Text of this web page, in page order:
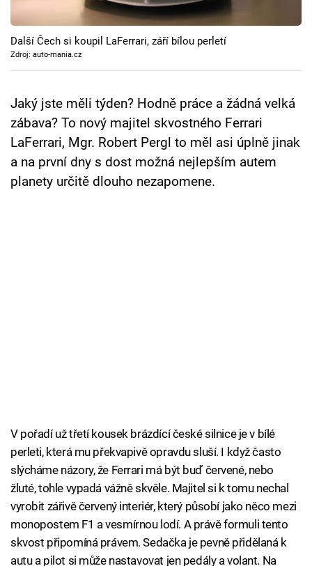
Cool Esport
Pořady
Sledujte prima+
Přihlášení
Další Čech si koupil LaFerrari, září bílou perletí
Zdroj: auto-mania.cz
Jaký jste měli týden? Hodně práce a žádná velká
zábava? To nový majitel skvostného Ferrari
LaFerrari, Mgr. Robert Pergl to měl asi úplně jinak
a na první dny s dost možná nejlepším autem
planety určitě dlouho nezapomene.
V pořadí už třetí kousek brázdící české silnice je v bílé
perleti, která mu překvapivě opravdu sluší. I když často
slýcháme názory, že Ferrari má být buď červené, nebo
žluté, tohle vypadá vážně skvěle. Majitel si k tomu nechal
vyrobit zářivě červený interiér, který působí jako něco mezi
monopostem F1 a vesmírnou lodí. A právě formuli tento
skvost připomíná právem. Sedačka je pevně přidělaná k
autu a pilot si může nastavovat jen pedály a volant. Na